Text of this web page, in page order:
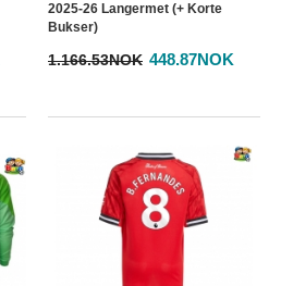
2025-26 Langermet (+ Korte
Bukser)
1.166.53NOK 448.87NOK